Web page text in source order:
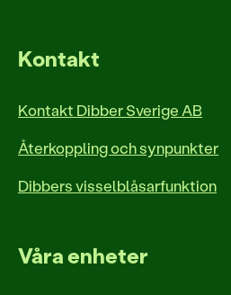
Kontakt
Kontakt Dibber Sverige AB
Återkoppling och synpunkter
Dibbers visselblåsarfunktion
Våra enheter